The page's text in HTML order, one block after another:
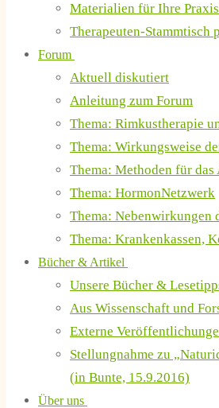
Materialien für Ihre
Therapeuten-Stammtisch
Forum
Aktuell diskutiert
Anleitung zum Forum
Thema: Rimkustherapie
Thema: Wirkungsweise
Thema: Methoden für
Thema: HormonNetzwerk
Thema: Nebenwirkungen
Thema: Krankenkassen,
Bücher & Artikel
Unsere Bücher &
Aus Wissenschaft und
Externe
Stellungnahme zu
(in Bunte, 15.9.2016)
Über uns